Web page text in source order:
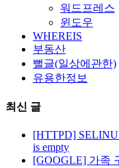
워드프레스
윈도우
WHEREIS
부동산
뻘글(일상에관한)
유용한정보
최신 글
[HTTPD]
is empty
[GOOGLE] 가족